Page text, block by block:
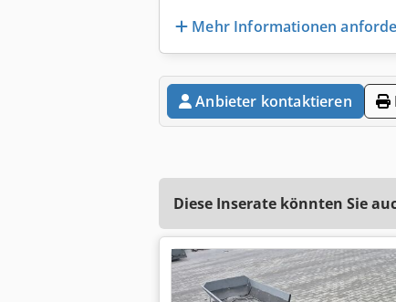
Mehr Informationen
Anbieter kontaktieren
Diese Inserate könnten Sie